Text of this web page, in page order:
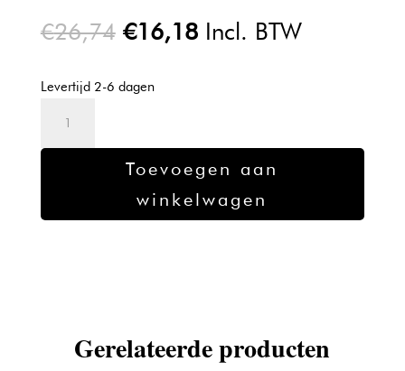
€26,74 Oorspronkelijke
was:
€26,74.
€16,18Huidige
Incl. BTW
Levertijd 2-6 dagen
Toevoegen aan
winkelwagen
Gerelateerde producten